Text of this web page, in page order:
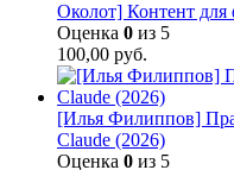
Околот] Контент для
Оценка 0 из 5
100,00 руб.
[Илья Филиппов]
Claude (2026)
Оценка 0 из 5